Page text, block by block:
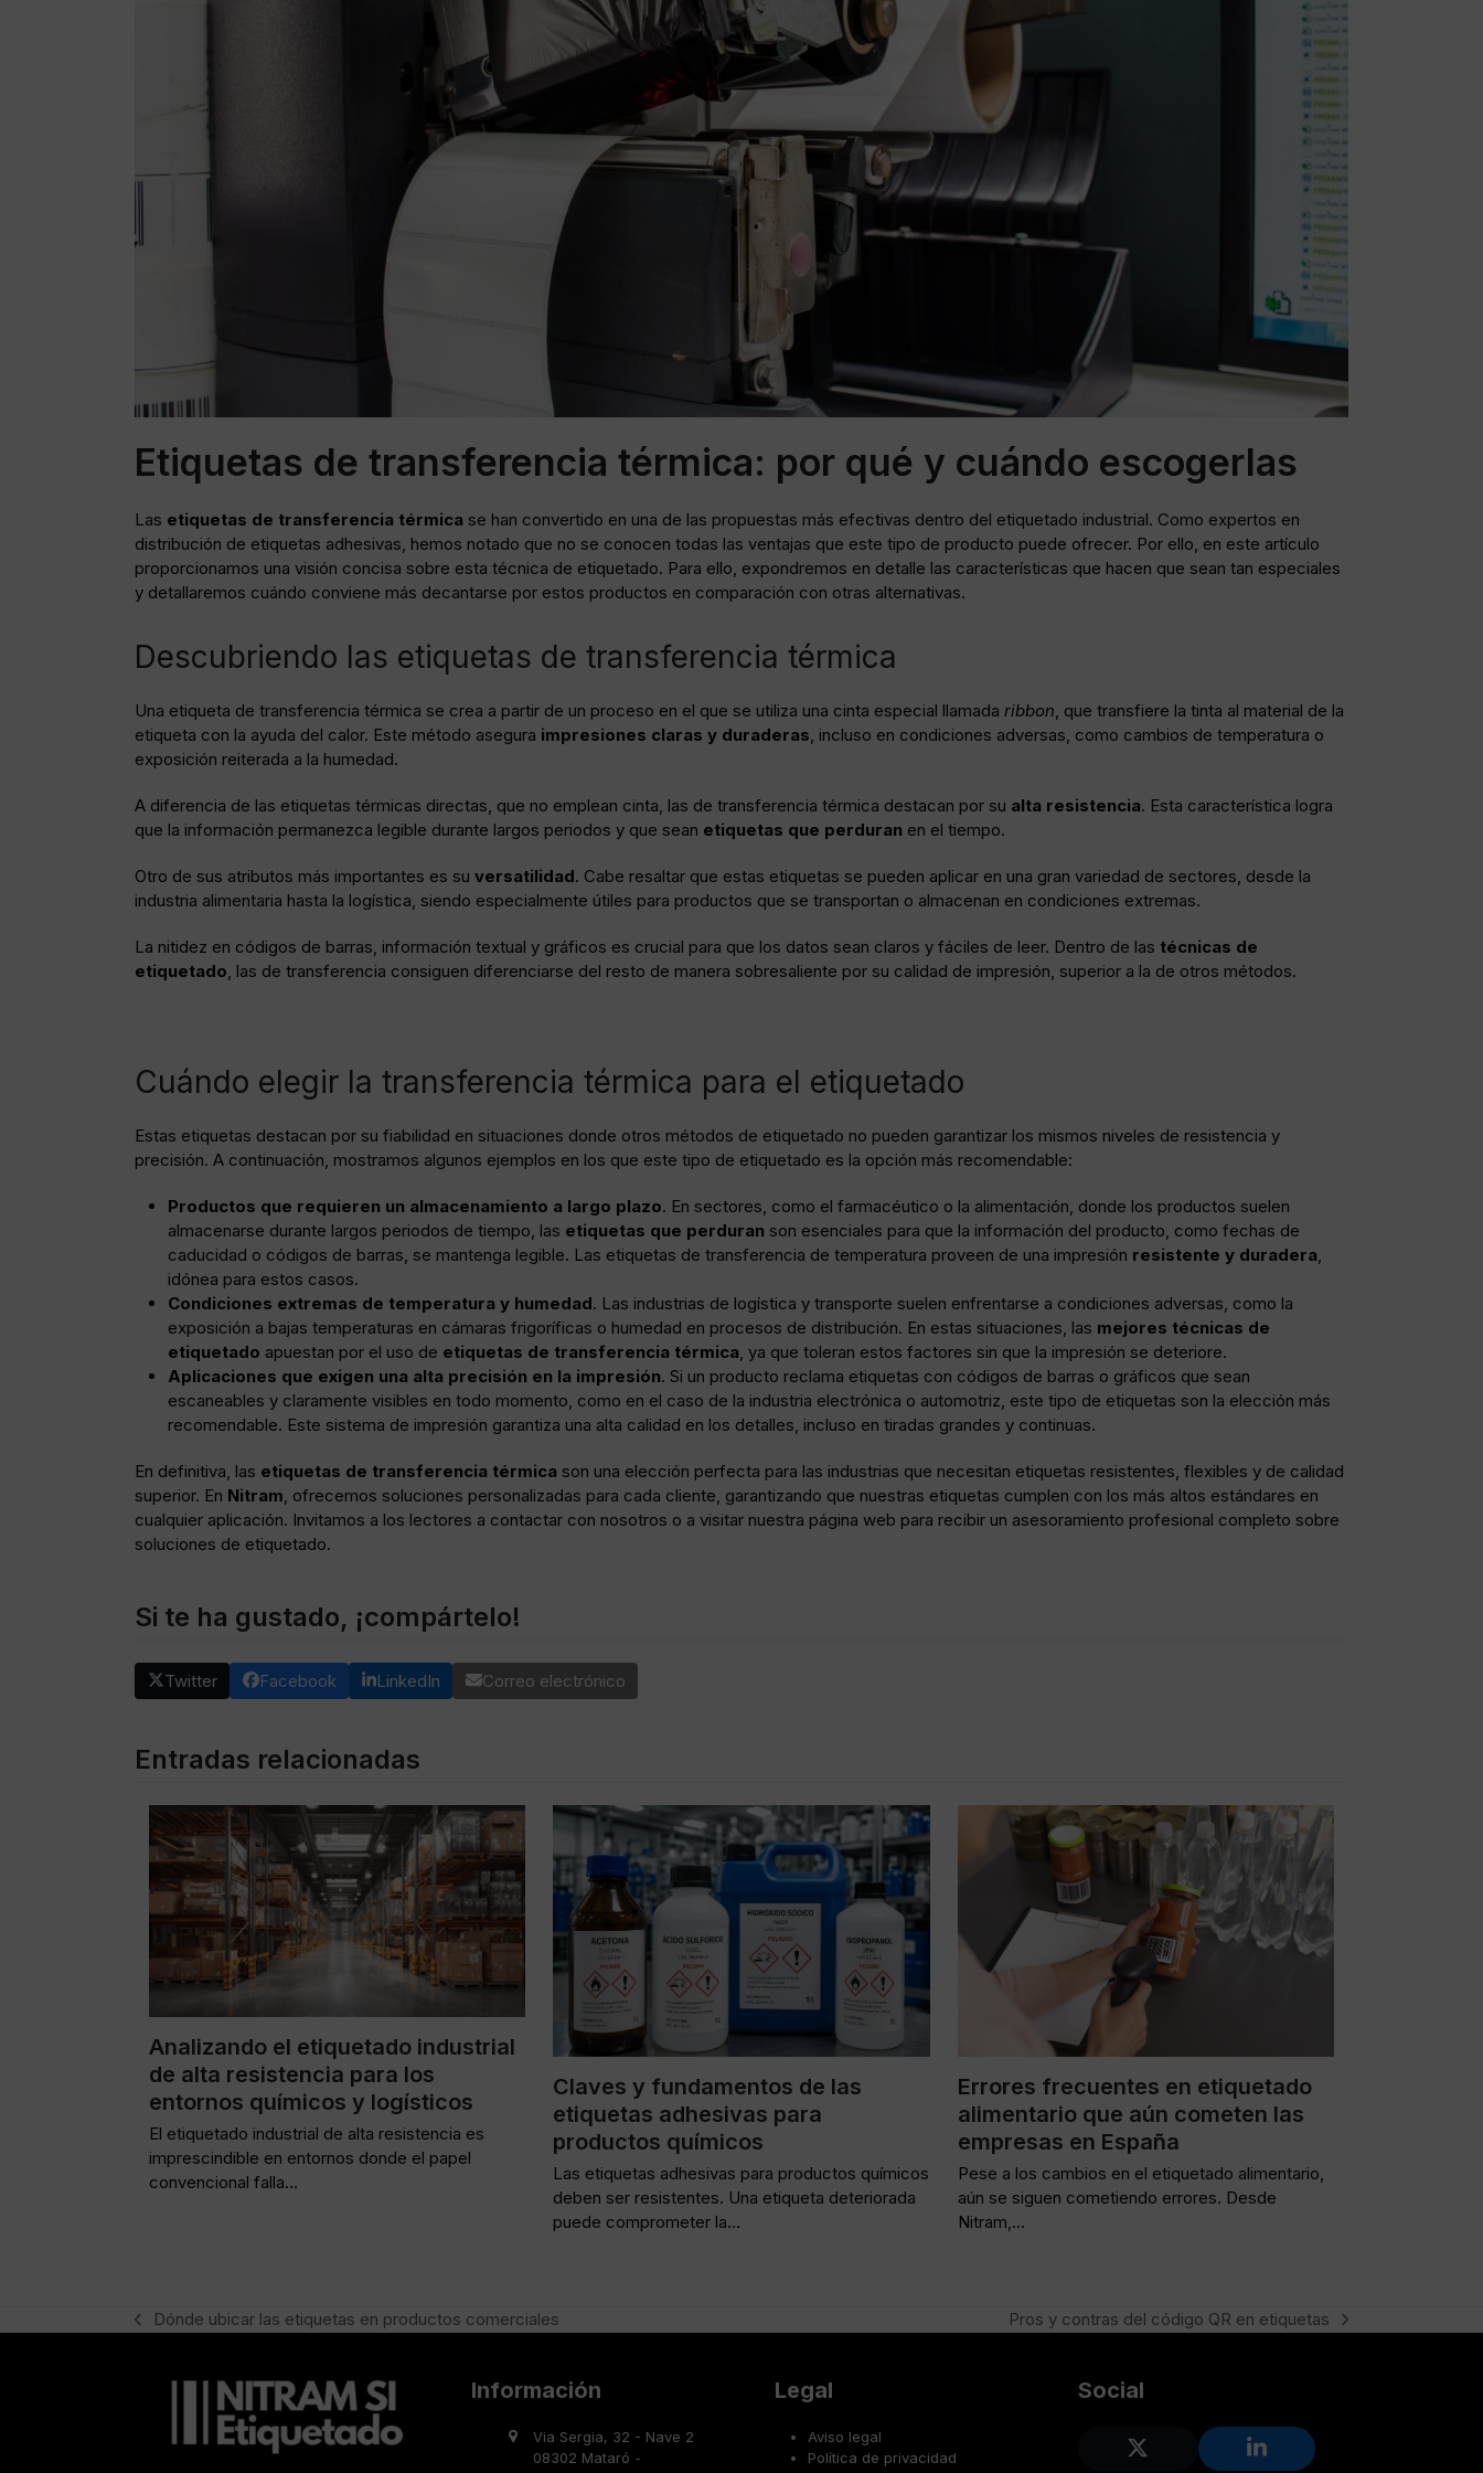
Etiquetas de transferencia térmica: por qué y cuándo escogerlas
Las etiquetas de transferencia térmica se han convertido en una de las propuestas más efectivas dentro del etiquetado industrial. Como expertos en
distribución de etiquetas adhesivas , hemos notado que no se conocen todas las ventajas que este tipo de producto puede ofrecer. Por ello, en este artículo
proporcionamos una visión concisa sobre esta técnica de etiquetado. Para ello, expondremos en detalle las características que hacen que sean tan especiales
y detallaremos cuándo conviene más decantarse por estos productos en comparación con otras alternativas.
Descubriendo las etiquetas de transferencia térmica
Una etiqueta de transferencia térmica se crea a partir de un proceso en el que se utiliza una cinta especial llamada ribbon , que transfiere la tinta al material de la
etiqueta con la ayuda del calor. Este método asegura impresiones claras y duraderas , incluso en condiciones adversas, como cambios de temperatura o
exposición reiterada a la humedad.
A diferencia de las etiquetas térmicas directas, que no emplean cinta, las de transferencia térmica destacan por su alta resistencia. Esta característica logra
que la información permanezca legible durante largos periodos y que sean etiquetas que perduran en el tiempo.
Otro de sus atributos más importantes es su versatilidad. Cabe resaltar que estas etiquetas se pueden aplicar en una gran variedad de sectores, desde la
industria alimentaria hasta la logística, siendo especialmente útiles para productos que se transportan o almacenan en condiciones extremas.
La nitidez en códigos de barras , información textual y gráficos es crucial para que los datos sean claros y fáciles de leer. Dentro de las técnicas de
etiquetado , las de transferencia consiguen diferenciarse del resto de manera sobresaliente por su calidad de impresión, superior a la de otros métodos.
Cuándo elegir la transferencia térmica para el etiquetado
Estas etiquetas destacan por su fiabilidad en situaciones donde otros métodos de etiquetado no pueden garantizar los mismos niveles de resistencia y
precisión. A continuación, mostramos algunos ejemplos en los que este tipo de etiquetado es la opción más recomendable:
Productos que requieren un almacenamiento a largo plazo. En sectores, como el farmacéutico o la alimentación, donde los productos suelen
almacenarse durante largos periodos de tiempo, las etiquetas que perduran son esenciales para que la información del producto, como fechas de
caducidad o códigos de barras, se mantenga legible. Las etiquetas de transferencia de temperatura proveen de una impresión resistente y duradera
idónea para estos casos.
Condiciones extremas de temperatura y humedad. Las industrias de logística y transporte suelen enfrentarse a condiciones adversas, como la
exposición a bajas temperaturas en cámaras frigoríficas o humedad en procesos de distribución. En estas situaciones, las mejores técnicas de
etiquetado apuestan por el uso de etiquetas de transferencia térmica , ya que toleran estos factores sin que la impresión se deteriore.
Aplicaciones que exigen una alta precisión en la impresión. Si un producto reclama etiquetas con códigos de barras o gráficos que sean
escaneables y claramente visibles en todo momento, como en el caso de la industria electrónica o automotriz, este tipo de etiquetas son la elección más
recomendable. Este sistema de impresión garantiza una alta calidad en los detalles, incluso en tiradas grandes y continuas.
En definitiva, las etiquetas de transferencia térmica son una elección perfecta para las industrias que necesitan etiquetas resistentes, flexibles y de calidad
superior. En Nitram , ofrecemos soluciones personalizadas para cada cliente, garantizando que nuestras etiquetas cumplen con los más altos estándares en
cualquier aplicación. Invitamos a los lectores a contactar con nosotros o a visitar nuestra página web para recibir un asesoramiento profesional completo sobre
soluciones de etiquetado.
Si te ha gustado, ¡compártelo!
Twitter Facebook LinkedIn Correo electrónico
Entradas relacionadas
Analizando el etiquetado industrial
de alta resistencia para los
entornos químicos y logísticos
El etiquetado industrial de alta resistencia es
imprescindible en entornos donde el papel
convencional falla…
Claves y fundamentos de las
etiquetas adhesivas para
productos químicos
Las etiquetas adhesivas para productos químicos
deben ser resistentes. Una etiqueta deteriorada
puede comprometer la…
Errores frecuentes en etiquetado
alimentario que aún cometen las
empresas en España
Pese a los cambios en el etiquetado alimentario,
aún se siguen cometiendo errores. Desde
Nitram,…
previous
Dónde ubicar las etiquetas en productos comerciales
next
Pros y contras del código QR en etiquetas
Información
Via Sergia, 32 - Nave 2
08302 Mataró -
Legal
Aviso legal
Política de privacidad
Social
Twitter
LinkedIn